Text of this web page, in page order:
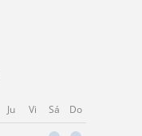
Ju Vi Sá Do